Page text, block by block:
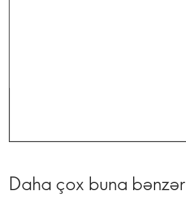
Daha çox buna bənzər